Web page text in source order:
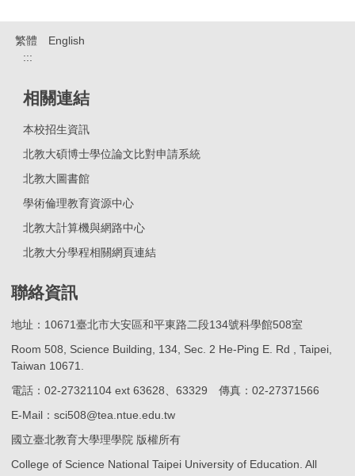
繁體
English
:::
相關連結
本校招生資訊
北教大碩博士學位論文比對申請系統
北教大圖書館
學術倫理教育資源中心
北教大計算機與網路中心
北教大分學程相關網頁連結
聯絡資訊
地址：10671臺北市大安區和平東路二段134號科學館508室
Room 508, Science Building, 134, Sec. 2 He-Ping E. Rd , Taipei,
Taiwan 10671.
電話：02-27321104 ext 63628、63329 傳真：02-27371566
E-Mail：sci508@tea.ntue.edu.tw
國立臺北教育大學理學院 版權所有
College of Science National Taipei University of Education. All